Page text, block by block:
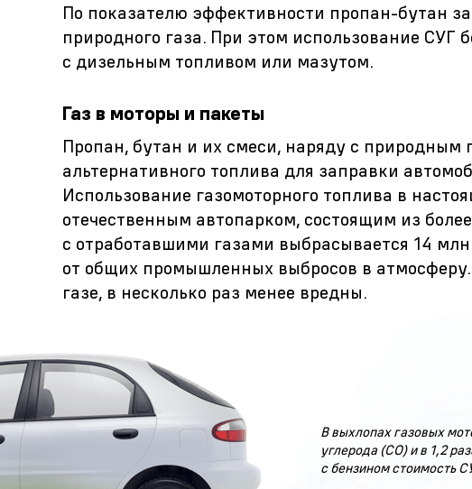
По показателю эффективности пропан-бутан
природного газа. При этом использование СУГ
с дизельным топливом или мазутом.
Газ в моторы и пакеты
Пропан, бутан и их смеси, наряду с природным
альтернативного топлива для заправки
Использование газомоторного топлива в
отечественным автопарком, состоящим из
с отработавшими газами выбрасывается 14
от общих промышленных выбросов в
газе, в несколько раз менее вредны.
В выхлопах газовых
углерода (CO) и в 1,2
с бензином стоимость